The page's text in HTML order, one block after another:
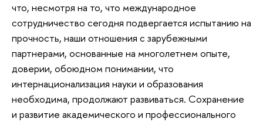
что, несмотря на то, что международное
сотрудничество сегодня подвергается испытанию на
прочность, наши отношения с зарубежными
партнерами, основанные на многолетнем опыте,
доверии, обоюдном понимании, что
интернационализация науки и образования
необходима, продолжают развиваться. Сохранение
и развитие академического и профессионального